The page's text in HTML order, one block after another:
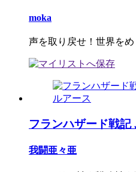
moka
声を取り戻せ！世界をめ
フランハザード戦記
我闘亜々亜